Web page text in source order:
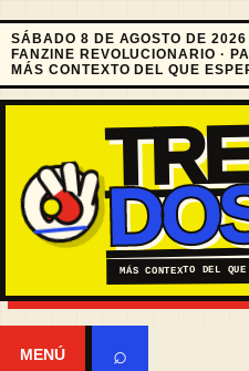
SÁBADO 8 DE AGOSTO DE 2026
FANZINE REVOLUCIONARIO ·
MÁS CONTEXTO DEL QUE
MÁS CONTEXTO DEL QUE
MENÚ ⌕